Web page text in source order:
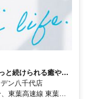
と続けられる癒やし
ン八千代店
東葉高速線 東葉勝